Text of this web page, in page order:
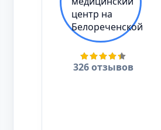
326 отзывов